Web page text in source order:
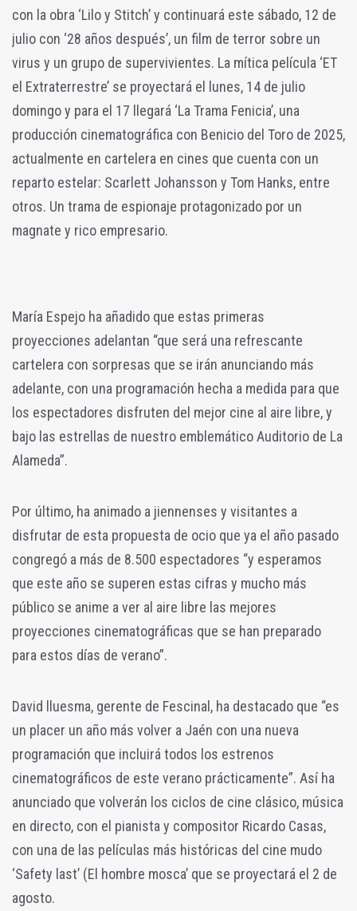
con la obra ‘Lilo y Stitch’ y continuará este sábado, 12 de
julio con ‘28 años después’, un film de terror sobre un
virus y un grupo de supervivientes. La mítica película ‘ET
el Extraterrestre’ se proyectará el lunes, 14 de julio
domingo y para el 17 llegará ‘La Trama Fenicia’, una
producción cinematográfica con Benicio del Toro de 2025,
actualmente en cartelera en cines que cuenta con un
reparto estelar: Scarlett Johansson y Tom Hanks, entre
otros. Un trama de espionaje protagonizado por un
magnate y rico empresario.
María Espejo ha añadido que estas primeras
proyecciones adelantan “que será una refrescante
cartelera con sorpresas que se irán anunciando más
adelante, con una programación hecha a medida para que
los espectadores disfruten del mejor cine al aire libre, y
bajo las estrellas de nuestro emblemático Auditorio de La
Alameda”.
Por último, ha animado a jiennenses y visitantes a
disfrutar de esta propuesta de ocio que ya el año pasado
congregó a más de 8.500 espectadores “y esperamos
que este año se superen estas cifras y mucho más
público se anime a ver al aire libre las mejores
proyecciones cinematográficas que se han preparado
para estos días de verano”.
David lluesma, gerente de Fescinal, ha destacado que “es
un placer un año más volver a Jaén con una nueva
programación que incluirá todos los estrenos
cinematográficos de este verano prácticamente”. Así ha
anunciado que volverán los ciclos de cine clásico, música
en directo, con el pianista y compositor Ricardo Casas,
con una de las películas más históricas del cine mudo
‘Safety last’ (El hombre mosca’ que se proyectará el 2 de
agosto.